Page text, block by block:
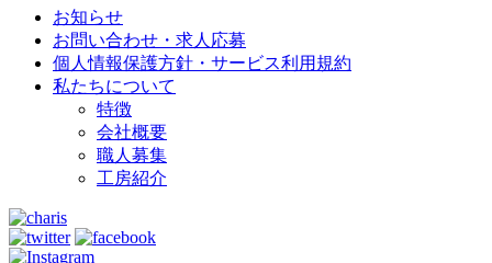
お知らせ
お問い合わせ・求人応募
個人情報保護方針・サービス利用規約
私たちについて
特徴
会社概要
職人募集
工房紹介